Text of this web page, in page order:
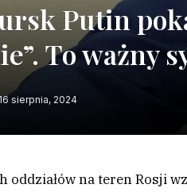
Putin
To ważny
sierpnia, 2024
na teren Rosji